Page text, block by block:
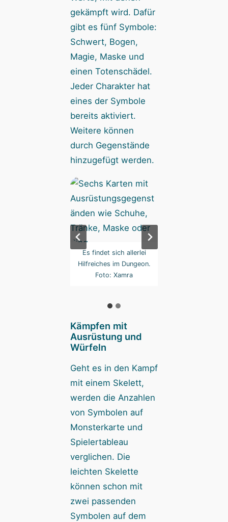
gekämpft wird. Dafür
gibt es fünf Symbole:
Schwert, Bogen,
Magie, Maske und
einen Totenschädel.
Jeder Charakter hat
eines der Symbole
bereits aktiviert.
Weitere können
durch Gegenstände
hinzugefügt werden.
Es findet sich allerlei
Hilfreiches im Dungeon.
Foto: Xamra
Kämpfen mit
Ausrüstung und
Würfeln
Geht es in den Kampf
mit einem Skelett,
werden die Anzahlen
von Symbolen auf
Monsterkarte und
Spielertableau
verglichen. Die
leichten Skelette
können schon mit
zwei passenden
Symbolen auf dem